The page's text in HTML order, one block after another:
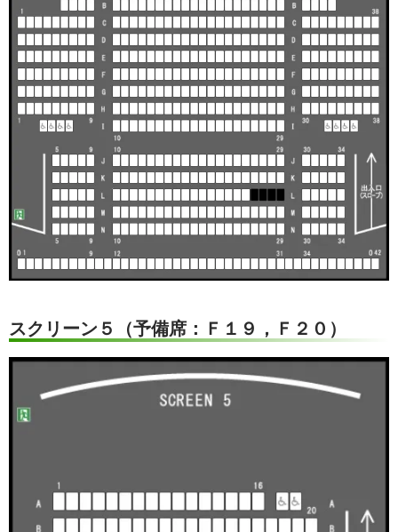
スクリーン５（予備席：Ｆ１９，Ｆ２０）